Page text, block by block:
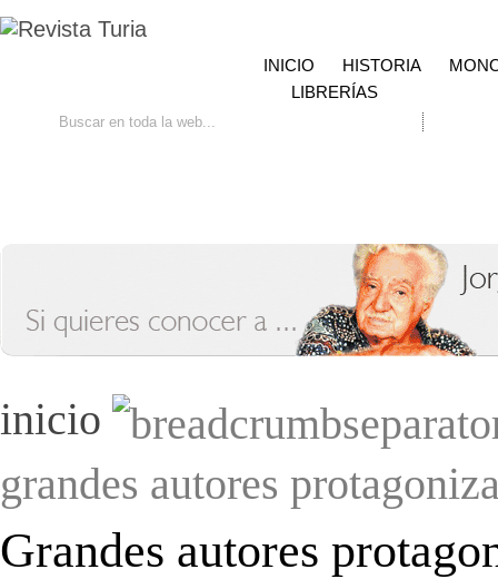
INICIO HISTORIA
LIBRERÍAS
inicio
grandes autores
Grandes autores